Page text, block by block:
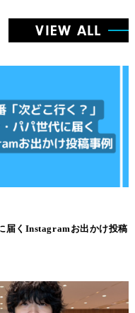
VIEW ALL
届くInstagramお出かけ投稿